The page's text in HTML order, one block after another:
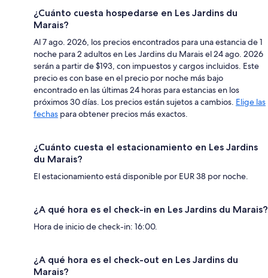
¿Cuánto cuesta hospedarse en Les Jardins du
Marais?
Al 7 ago. 2026, los precios encontrados para una estancia de 1
noche para 2 adultos en Les Jardins du Marais el 24 ago. 2026
serán a partir de $193, con impuestos y cargos incluidos. Este
precio es con base en el precio por noche más bajo
encontrado en las últimas 24 horas para estancias en los
próximos 30 días. Los precios están sujetos a cambios. Elige las
fechas para obtener precios más exactos.
¿Cuánto cuesta el estacionamiento en Les Jardins
du Marais?
El estacionamiento está disponible por EUR 38 por noche.
¿A qué hora es el check-in en Les Jardins du Marais?
Hora de inicio de check-in: 16:00.
¿A qué hora es el check-out en Les Jardins du
Marais?